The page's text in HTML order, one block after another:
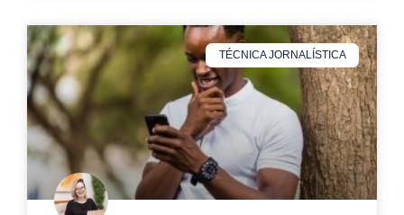
TÉCNICA JORNALÍSTICA